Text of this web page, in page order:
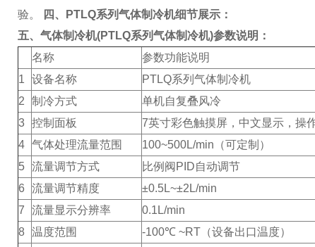
验。
四、PTLQ系列气体制冷机细节展示：
五、气体制冷机(PTLQ系列气体制冷机)参数说明：
名称
参数功能说明
1
设备名称
PTLQ系列气体制冷机
2
制冷方式
单机自复叠风冷
3 控制面板
7英寸彩色触摸屏，中文显示，操
4 气体处理流量范围
100~500L/min（可定制）
5 流量调节方式
比例阀PID自动调节
6
流量调节精度
±0.5L~±2L/min
7
流量显示分辨率
0.1L/min
8 温度范围
-100℃ ~RT（设备出口温度）